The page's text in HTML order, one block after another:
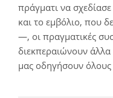
πράγματι να
και το εμβόλιο, που
—, οι πραγματικές
διεκπεραιώνουν
μας οδηγήσουν